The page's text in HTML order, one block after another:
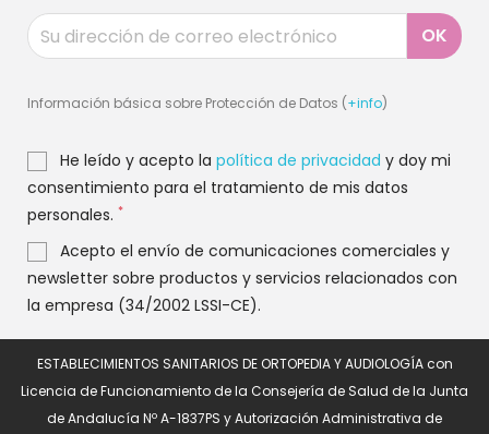
Información básica sobre Protección de Datos (+info)
He leído y acepto la política de privacidad y doy mi
consentimiento para el tratamiento de mis datos
personales. *
Acepto el envío de comunicaciones comerciales y
newsletter sobre productos y servicios relacionados con
la empresa (34/2002 LSSI-CE).
ESTABLECIMIENTOS SANITARIOS DE ORTOPEDIA Y AUDIOLOGÍA con
Licencia de Funcionamiento de la Consejería de Salud de la Junta
de Andalucía Nº A-1837PS y Autorización Administrativa de